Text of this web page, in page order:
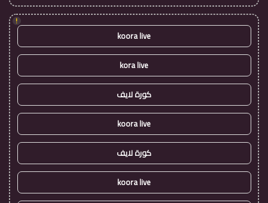
!
koora live
kora live
كورة لايف
koora live
كورة لايف
koora live